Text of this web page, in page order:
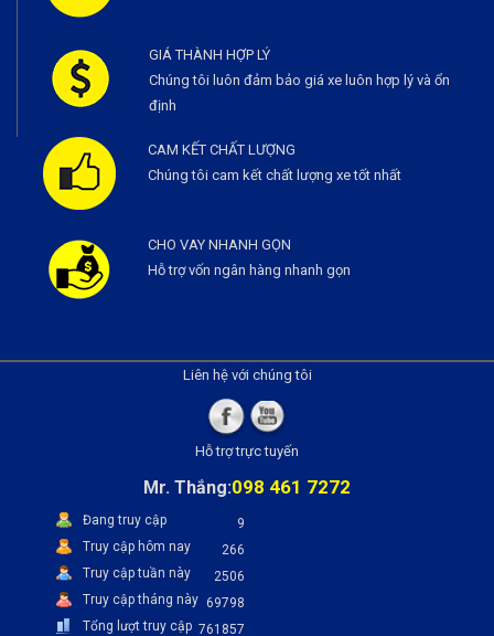
GIÁ THÀNH HỢP LÝ
Chúng tôi luôn đảm bảo giá xe luôn hợp lý và ổn
định
CAM KẾT CHẤT LƯỢNG
Chúng tôi cam kết chất lượng xe tốt nhất
CHO VAY NHANH GỌN
Hỗ trợ vốn ngân hàng nhanh gọn
Liên hệ với chúng tôi
Hỗ trợ trực tuyến
Mr. Thắng:098 461 7272
Đang truy cập
9
Truy cập hôm nay
266
Truy cập tuần này
2506
Truy cập tháng này 69798
Tổng lượt truy cập 761857